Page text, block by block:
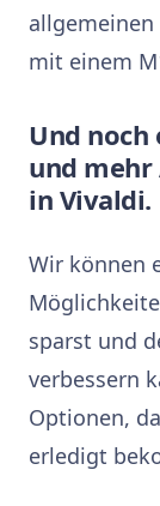
mit einem
Und noch
und mehr
in Vivaldi.
Wir können
sparst und
verbessern
Optionen,
erledigt